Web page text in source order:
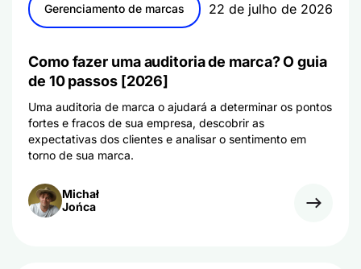
Gerenciamento de marcas 22 de julho de 2026
Como fazer uma auditoria de marca? O guia
de 10 passos [2026]
Uma auditoria de marca o ajudará a determinar os pontos
fortes e fracos de sua empresa, descobrir as
expectativas dos clientes e analisar o sentimento em
torno de sua marca.
Michał
Jońca